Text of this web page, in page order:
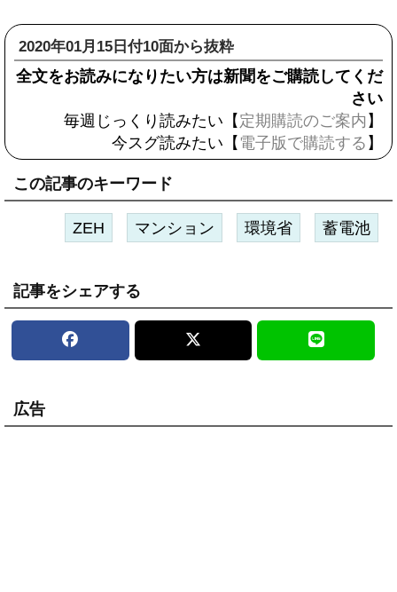
2020年01月15日付10面から抜粋
全文をお読みになりたい方は新聞をご購読してくだ
さい
毎週じっくり読みたい【 定期購読のご案内 】
今スグ読みたい【 電子版で購読する 】
この記事のキーワード
ZEH マンション 環境省 蓄電池
記事をシェアする
広告